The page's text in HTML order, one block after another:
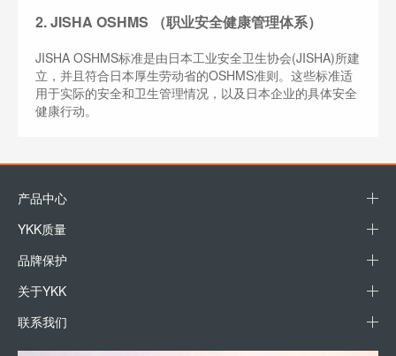
2. JISHA OSHMS （职业安全健康管理体系）
JISHA OSHMS标准是由日本工业安全卫生协会(JISHA)所建
立，并且符合日本厚生劳动省的OSHMS准则。这些标准适
用于实际的安全和卫生管理情况，以及日本企业的具体安全
健康行动。
产品中心
YKK质量
品牌保护
关于YKK
联系我们